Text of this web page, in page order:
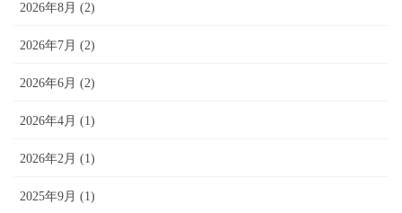
2026年8月 (2)
2026年7月 (2)
2026年6月 (2)
2026年4月 (1)
2026年2月 (1)
2025年9月 (1)